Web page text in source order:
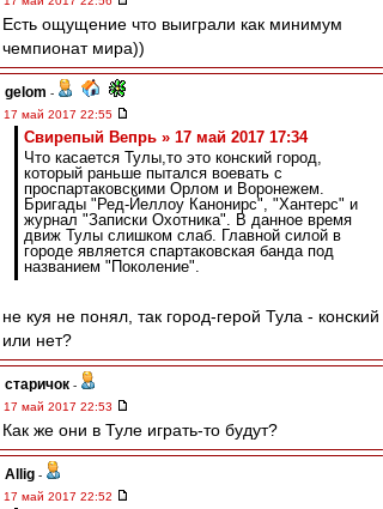
Есть ощущение что выиграли как минимум
чемпионат мира))
gelom -
17 май 2017 22:55
Свирепый Вепрь » 17 май 2017 17:34
Что касается Тулы,то это конский город,
который раньше пытался воевать с
проспартаковскими Орлом и Воронежем.
Бригады "Ред-Йеллоу Канонирс", "Хантерс" и
журнал "Записки Охотника". В данное время
движ Тулы слишком слаб. Главной силой в
городе является спартаковская банда под
названием "Поколение".
не куя не понял, так город-герой Тула - конский
или нет?
старичок -
17 май 2017 22:53
Как же они в Туле играть-то будут?
Allig -
17 май 2017 22:52